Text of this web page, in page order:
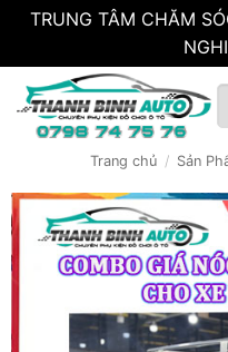
TRUNG TÂM CHĂM
qua
Trang chủ / Sản